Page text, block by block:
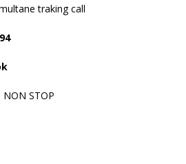
traking call
394
NON STOP